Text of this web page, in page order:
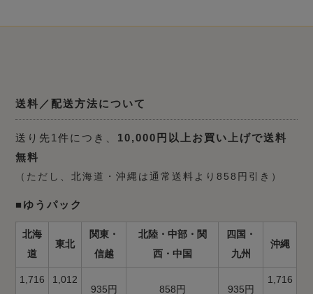
送料／配送方法について
送り先1件につき、 10,000円以上お買い上げで送料
無料
（ただし、北海道・沖縄は通常送料より858円引き）
■ゆうパック
北海
道
東北
関東・
信越
北陸・中部・関
西・中国
四国・
九州
沖縄
1,716
1,012
935円 858円 935円
1,716